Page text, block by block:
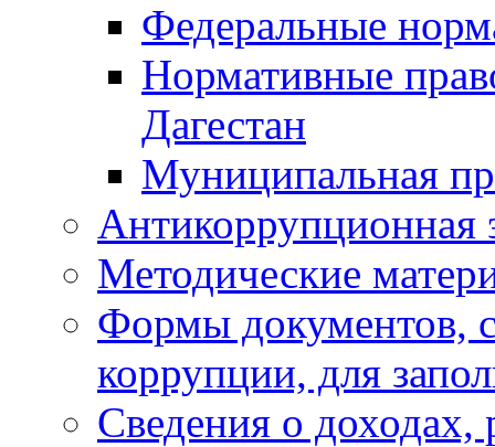
Федеральные
Нормативные
Дагестан
Муниципальная
Антикоррупционная
Методические
Формы документов,
коррупции, для
Сведения о доходах,